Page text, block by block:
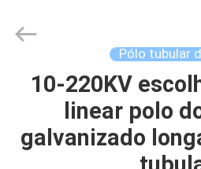
CASA
PRODUTOS
Reserved.
Pólo tubular
10-220KV
linear polo
galvanizado